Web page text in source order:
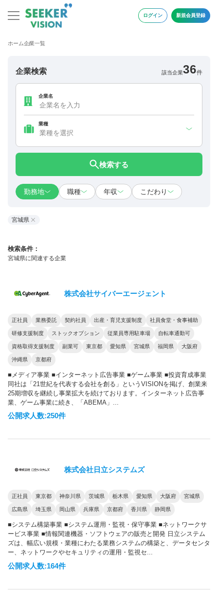
ログイン 新規会員登録
ホーム企業一覧
企業検索 該当企業36件
企業名
業種
検索する
勤務地 職種 年収 こだわり
宮城県
検索条件：
宮城県に関連する企業
株式会社サイバーエージェント
正社員 業務委託 契約社員 出産・育児支援制度 社員食堂・食事補助
研修支援制度 ストックオプション 従業員専用駐車場 自転車通勤可
資格取得支援制度 副業可 東京都 愛知県 宮城県 福岡県 大阪府
沖縄県 京都府
■メディア事業 ■インターネット広告事業 ■ゲーム事業 ■投資育成事業
同社は「21世紀を代表する会社を創る」というVISIONを掲げ、創業来
25期増収を継続し事業拡大を続けております。インターネット広告事
業、ゲーム事業に続き、「ABEMA」...
公開求人数:250件
株式会社日立システムズ
正社員 東京都 神奈川県 茨城県 栃木県 愛知県 大阪府 宮城県
広島県 埼玉県 岡山県 兵庫県 京都府 香川県 静岡県
■システム構築事業 ■システム運用・監視・保守事業 ■ネットワークサ
ービス事業 ■情報関連機器・ソフトウェアの販売と開発 日立システム
ズは、幅広い規模・業種にわたる業務システムの構築と、データセンタ
ー、ネットワークやセキュリティの運用・監視セ...
公開求人数:164件